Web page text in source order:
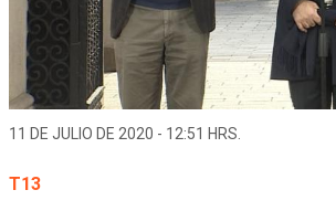
11 DE JULIO DE 2020 - 12:51 HRS.
T13